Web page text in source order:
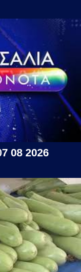
08 2026